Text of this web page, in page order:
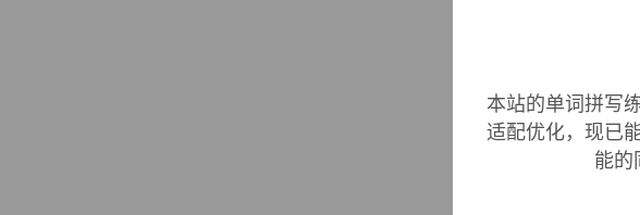
本站的单词拼写
适配优化，现已
能的